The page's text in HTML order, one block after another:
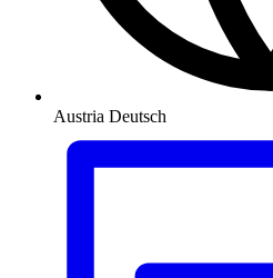
Austria Deutsch